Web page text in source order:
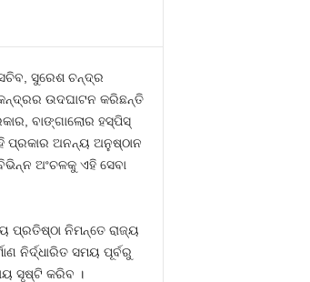
ସୁରେଶ ଚନ୍ଦ୍ର
ଉଦଘାଟନ କରିଛନ୍ତି
ବାଙ୍ଗାଲୋର ହସ୍ପିସ୍
ପ୍ରକାର ଅନନ୍ୟ ଅନୁଷ୍ଠାନ
ଅଂଚଳକୁ ଏହି ସେବା
ପ୍ରତିଷ୍ଠା ନିମନ୍ତେ ରାଜ୍ୟ
ନିର୍ଦ୍ଧାରିତ ସମୟ ପୂର୍ବରୁ
ସୃଷ୍ଟି କରିବ ।